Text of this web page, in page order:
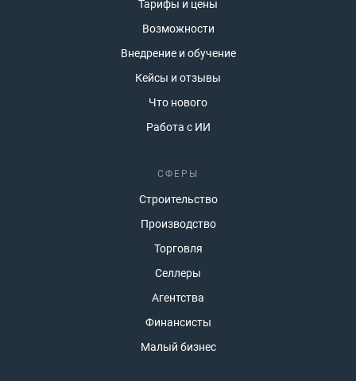
Тарифы и цены
Возможности
Внедрение и обучение
Кейсы и отзывы
Что нового
Работа с ИИ
СФЕРЫ
Строительство
Производство
Торговля
Селлеры
Агентства
Финансисты
Малый бизнес